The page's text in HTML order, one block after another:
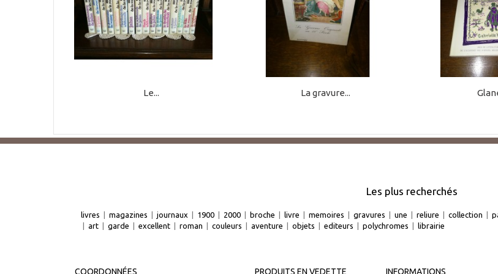
Le... La gravure...
Les plus recherchés
livres | magazines | journaux | 1900 | 2000 | broche | livre | memoires | gravures | une | reliure | collection |
| art | garde | excellent | roman | couleurs | aventure | objets | editeurs | polychromes | librairie
COORDONNÉES PRODUITS EN VEDETTE INFORMATIONS